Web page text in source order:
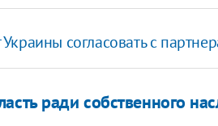
согласовать с
ради собственного